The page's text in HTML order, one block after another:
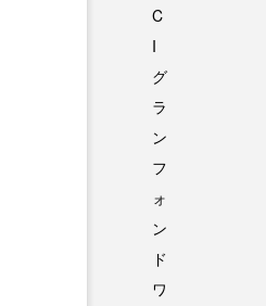
C
I
グ
ラ
ン
フ
ォ
ン
ド
ワ